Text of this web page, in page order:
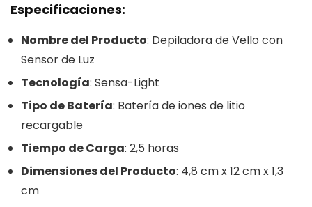
Especificaciones:
Nombre del Producto: Depiladora de Vello con
Sensor de Luz
Tecnología: Sensa-Light
Tipo de Batería: Batería de iones de litio
recargable
Tiempo de Carga: 2,5 horas
Dimensiones del Producto: 4,8 cm x 12 cm x 1,3
cm